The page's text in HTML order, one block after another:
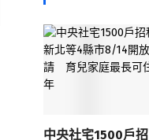
中央社宅1500戶招